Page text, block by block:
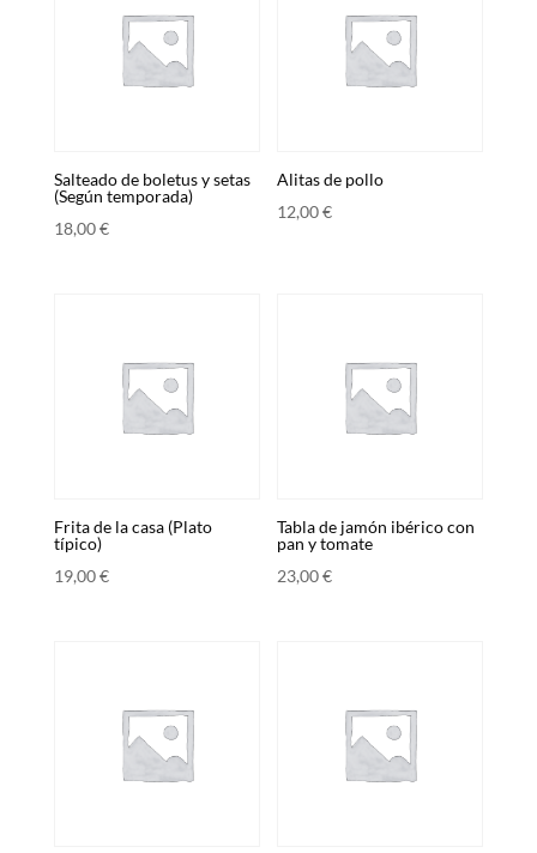
Salteado de boletus y setas
(Según temporada)
18,00€
Alitas de pollo
12,00€
Frita de la casa (Plato
típico)
19,00€
Tabla de jamón ibérico con
pan y tomate
23,00€